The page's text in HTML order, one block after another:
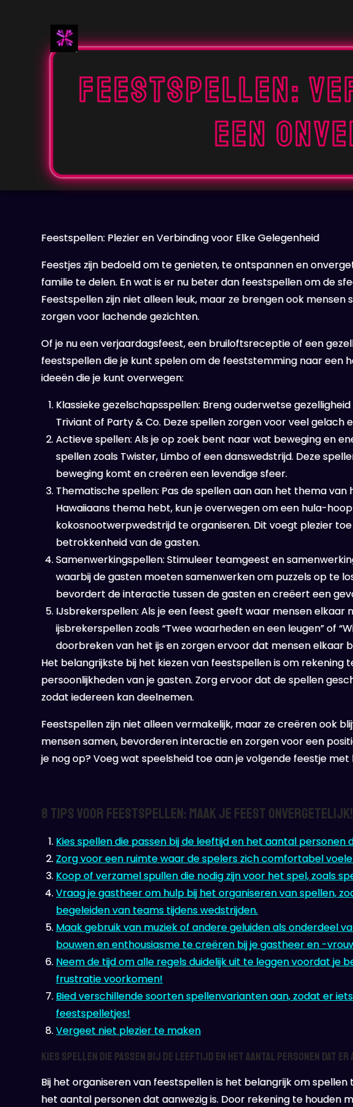
Feestspellen:
een
Feestspellen: Plezier en Verbinding voor Elke Gelegenheid
Feestjes zijn bedoeld om te genieten, te ontspannen en
familie te delen. En wat is er nu beter dan feestspellen om de
Feestspellen zijn niet alleen leuk, maar ze brengen ook
zorgen voor lachende gezichten.
Of je nu een verjaardagsfeest, een bruiloftsreceptie of een
feestspellen die je kunt spelen om de feeststemming naar een
ideeën die je kunt overwegen:
Klassieke gezelschapsspellen: Breng ouderwetse
Triviant of Party & Co. Deze spellen zorgen voor veel gelach
Actieve spellen: Als je op zoek bent naar wat beweging en
spellen zoals Twister, Limbo of een danswedstrijd. Deze
beweging komt en creëren een levendige sfeer.
Thematische spellen: Pas de spellen aan aan het thema van
Hawaiiaans thema hebt, kun je overwegen om een hula-
kokosnootwerpwedstrijd te organiseren. Dit voegt plezier
betrokkenheid van de gasten.
Samenwerkingspellen: Stimuleer teamgeest en
waarbij de gasten moeten samenwerken om puzzels op te
bevordert de interactie tussen de gasten en creëert een
IJsbrekerspellen: Als je een feest geeft waar mensen elkaar
ijsbrekerspellen zoals “Twee waarheden en een leugen” of
doorbreken van het ijs en zorgen ervoor dat mensen elkaar
Het belangrijkste bij het kiezen van feestspellen is om rekening
persoonlijkheden van je gasten. Zorg ervoor dat de spellen
zodat iedereen kan deelnemen.
Feestspellen zijn niet alleen vermakelijk, maar ze creëren ook
mensen samen, bevorderen interactie en zorgen voor een
je nog op? Voeg wat speelsheid toe aan je volgende feestje
8 Tips voor Feestspellen: Maak je Feest Onvergetelijk!
Kies spellen die passen bij de leeftijd en het aantal personen
Zorg voor een ruimte waar de spelers zich comfortabel
Koop of verzamel spullen die nodig zijn voor het spel, zoals
Vraag je gastheer om hulp bij het organiseren van spellen,
begeleiden van teams tijdens wedstrijden.
Maak gebruik van muziek of andere geluiden als onderdeel
bouwen en enthousiasme te creëren bij je gastheer en -
Neem de tijd om alle regels duidelijk uit te leggen voordat je
frustratie voorkomen!
Bied verschillende soorten spellenvarianten aan, zodat er
feestspelletjes!
Vergeet niet plezier te maken
Kies spellen die passen bij de leeftijd en het aantal personen dat er
Bij het organiseren van feestspellen is het belangrijk om spellen
het aantal personen dat aanwezig is. Door rekening te houden